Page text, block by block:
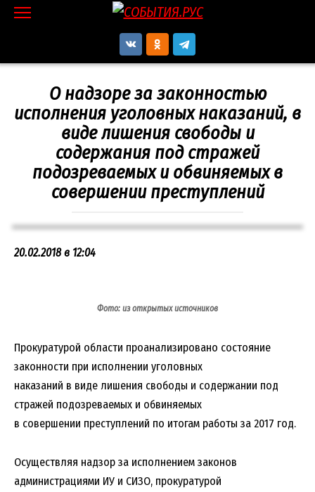
Перейти
О надзоре за законностью
исполнения уголовных наказаний, в
виде лишения свободы и
содержания под стражей
подозреваемых и обвиняемых в
совершении преступлений
20.02.2018 в 12:04
Фото: из открытых источников
Прокуратурой области проанализировано состояние
законности при исполнении уголовных
наказаний в виде лишения свободы и содержании под
стражей подозреваемых и обвиняемых
в совершении преступлений по итогам работы за 2017 год.
Осуществляя надзор за исполнением законов
администрациями ИУ и СИЗО, прокуратурой